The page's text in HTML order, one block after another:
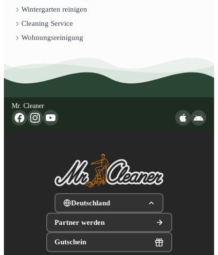
Wintergarten reinigen
Cleaning Service
Wohnungsreinigung
Mr. Cleaner
Deutschland
Partner werden
Gutschein